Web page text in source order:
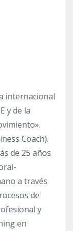
internacional
y de la
Coach).
de 25 años
a través
de
y
en